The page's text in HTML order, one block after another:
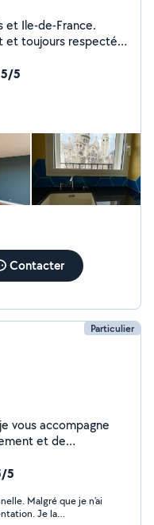
et Ile-de-France.
et toujours respecté.
rénovation
travaux
réalisés ces
simple vidéo via
5
Contacter
Particulier
et de
à votre style de vie.
5
Malgré que je n'ai
Je la